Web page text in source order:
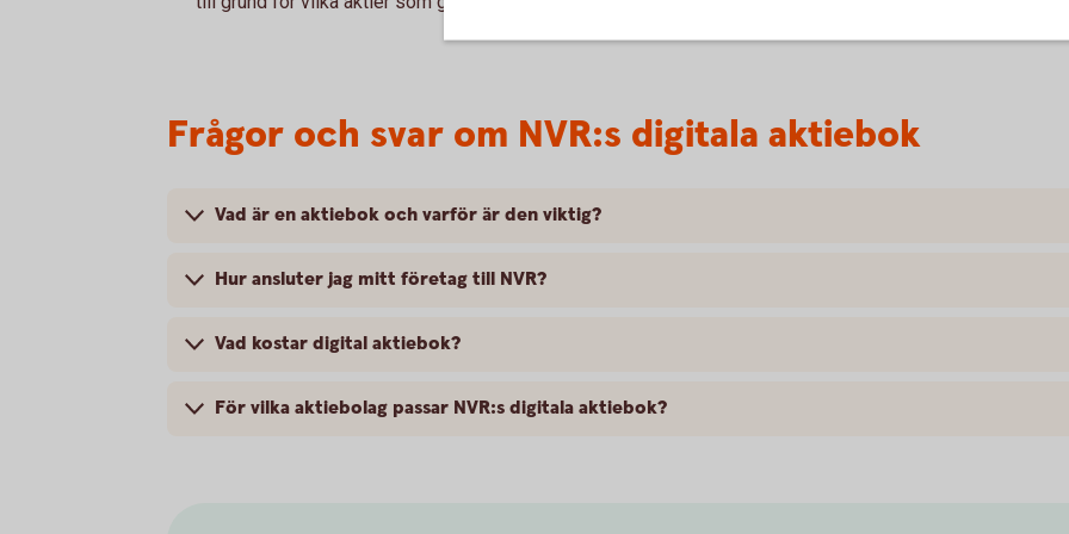
Frågor och svar om NVR:s digitala aktiebok
Vad är en aktiebok och varför är den viktig?
Hur ansluter jag mitt företag till NVR?
Vad kostar digital aktiebok?
För vilka aktiebolag passar NVR:s digitala aktiebok?